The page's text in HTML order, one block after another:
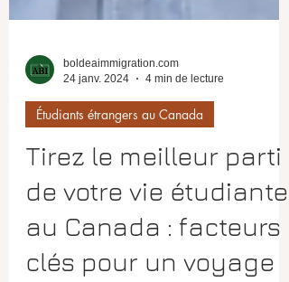
24 janv. 2024
4 min de lecture
Étudiants étrangers au Canada
Tirez le meilleur parti
de votre vie étudiante